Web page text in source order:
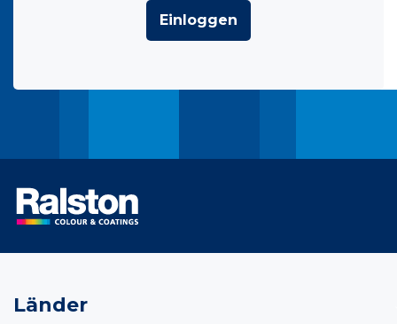
Einloggen
Länder